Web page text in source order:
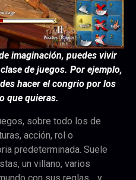
imaginación, puedes vivir
de juegos. Por ejemplo,
hacer el congrio por los
que quieras.
sobre todo los de
acción, rol o
predeterminada. Suele
un villano, varios
con sus reglas… y